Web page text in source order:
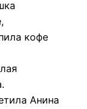
кофе
Анина